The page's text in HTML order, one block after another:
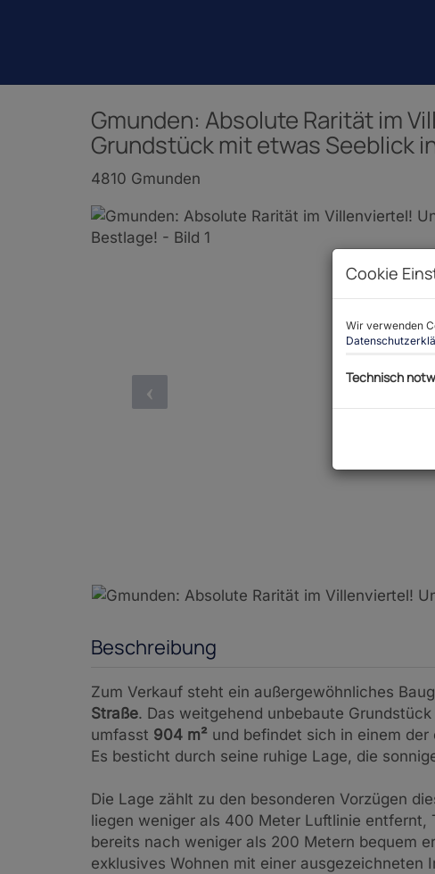
Gmunden: Absolute Rarität im
Grundstück mit etwas Seeblick
4810 Gmunden
Beschreibung
Zum Verkauf steht ein außergewöhnliches
Straße. Das weitgehend unbebaute
umfasst 904 m² und befindet sich in einem
Es besticht durch seine ruhige Lage, die
Die Lage zählt zu den besonderen Vorzügen
liegen weniger als 400 Meter Luftlinie entfernt,
bereits nach weniger als 200 Metern bequem
exklusives Wohnen mit einer ausgezeichneten
Cookie
Wir verwenden
Technisch